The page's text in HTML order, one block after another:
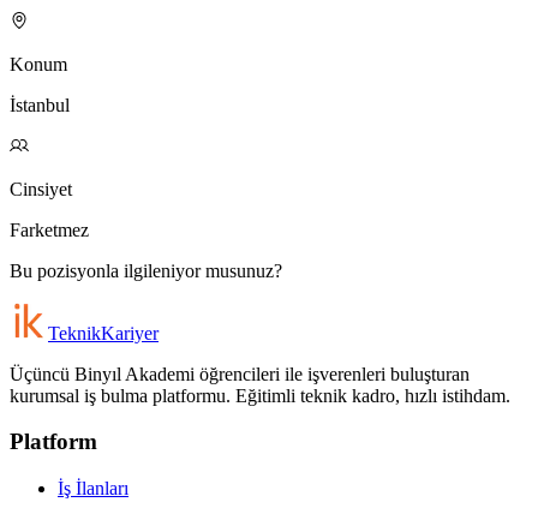
Konum
İstanbul
Cinsiyet
Farketmez
Bu pozisyonla ilgileniyor musunuz?
TeknikKariyer
Üçüncü Binyıl Akademi öğrencileri ile işverenleri buluşturan
kurumsal iş bulma platformu. Eğitimli teknik kadro, hızlı istihdam.
Platform
İş İlanları